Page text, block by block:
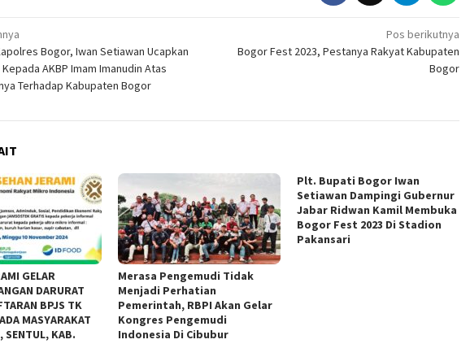
Bogor, Iwan Setiawan Ucapkan
AKBP Imam Imanudin Atas
Terhadap Kabupaten Bogor
Pos berikutnya
Bogor Fest 2023, Pestanya Rakyat Kabupaten
Bogor
GELAR
DARURAT
BPJS TK
MASYARAKAT
SENTUL, KAB.
Merasa Pengemudi Tidak
Menjadi Perhatian
Pemerintah, RBPI Akan Gelar
Kongres Pengemudi
Indonesia Di Cibubur
Plt. Bupati Bogor Iwan
Setiawan Dampingi Gubernur
Jabar Ridwan Kamil Membuka
Bogor Fest 2023 Di Stadion
Pakansari